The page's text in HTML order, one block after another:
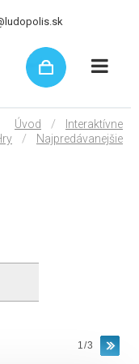
Úvod /
Interaktívne
/ Najpredávanejšie
1/3